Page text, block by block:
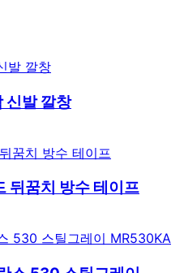
신발 깔창
뒤꿈치 방수 테이프